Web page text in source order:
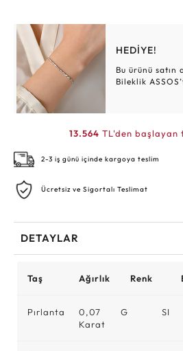
HEDİYE!
Bu ürünü satın
Bileklik
13.564 TL'den başlayan
2-3 iş günü içinde kargoya teslim
Ücretsiz ve Sigortalı Teslimat
DETAYLAR
Taş Ağırlık Renk
Pırlanta
0,07
Karat
G SI